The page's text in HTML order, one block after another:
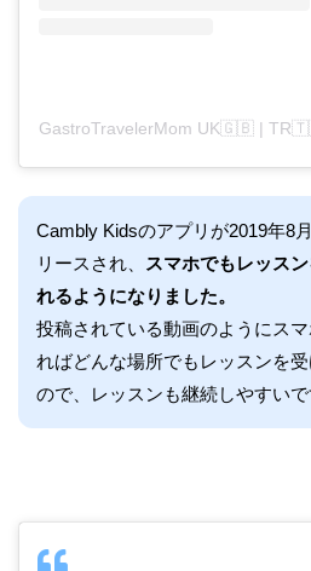
Cambly Kidsのアプリが2019年8
リースされ、
スマホでもレッス
れるようになりました。
投稿されている動画のようにス
ればどんな場所でもレッスンを
ので、レッスンも継続しやすいで